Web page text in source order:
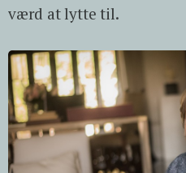
værd at lytte til.